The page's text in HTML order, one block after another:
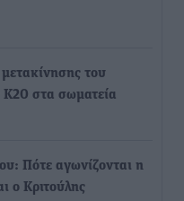
του
στα σωματεία
Πότε αγωνίζονται η
ο Κριτούλης